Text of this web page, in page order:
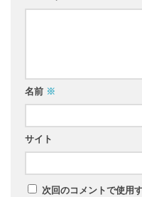
名前 ※
サイト
次回のコメントで使用